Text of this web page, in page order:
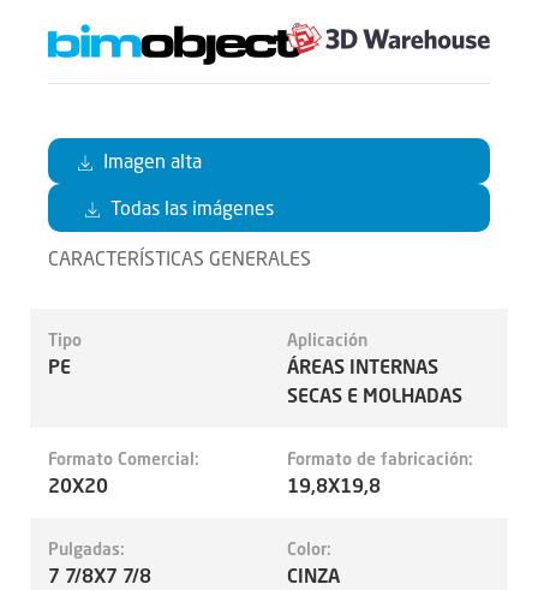
Imagen alta
Todas las imágenes
CARACTERÍSTICAS GENERALES
Tipo
PE
Aplicación
ÁREAS INTERNAS
SECAS E MOLHADAS
Formato Comercial:
20X20
Formato de fabricación:
19,8X19,8
Pulgadas:
7 7/8X7 7/8
Color:
CINZA